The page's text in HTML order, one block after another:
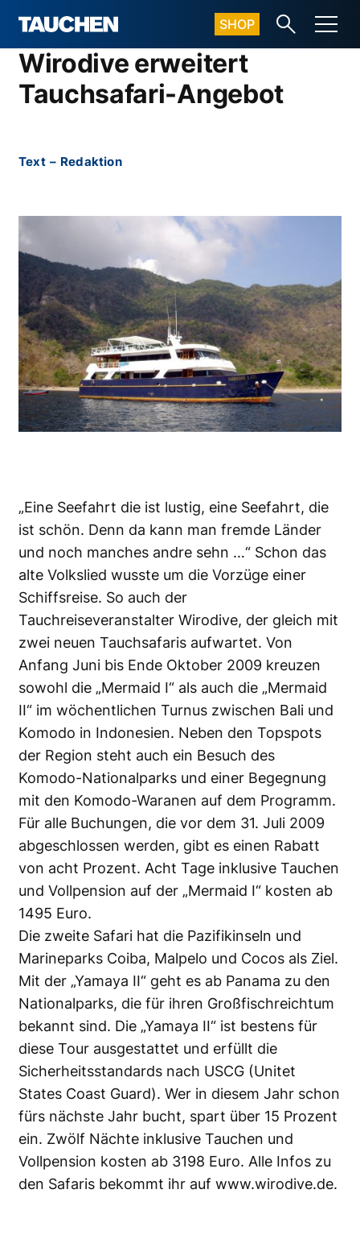
SHOP
Wirodive erweitert
Tauchsafari-Angebot
Text – Redaktion
„Eine Seefahrt die ist lustig, eine Seefahrt, die
ist schön. Denn da kann man fremde Länder
und noch manches andre sehn …“ Schon das
alte Volkslied wusste um die Vorzüge einer
Schiffsreise. So auch der
Tauchreiseveranstalter Wirodive, der gleich mit
zwei neuen Tauchsafaris aufwartet. Von
Anfang Juni bis Ende Oktober 2009 kreuzen
sowohl die „Mermaid I“ als auch die „Mermaid
II“ im wöchentlichen Turnus zwischen Bali und
Komodo in Indonesien. Neben den Topspots
der Region steht auch ein Besuch des
Komodo-Nationalparks und einer Begegnung
mit den Komodo-Waranen auf dem Programm.
Für alle Buchungen, die vor dem 31. Juli 2009
abgeschlossen werden, gibt es einen Rabatt
von acht Prozent. Acht Tage inklusive Tauchen
und Vollpension auf der „Mermaid I“ kosten ab
1495 Euro.
Die zweite Safari hat die Pazifikinseln und
Marineparks Coiba, Malpelo und Cocos als Ziel.
Mit der „Yamaya II“ geht es ab Panama zu den
Nationalparks, die für ihren Großfischreichtum
bekannt sind. Die „Yamaya II“ ist bestens für
diese Tour ausgestattet und erfüllt die
Sicherheitsstandards nach USCG (Unitet
States Coast Guard). Wer in diesem Jahr schon
fürs nächste Jahr bucht, spart über 15 Prozent
ein. Zwölf Nächte inklusive Tauchen und
Vollpension kosten ab 3198 Euro. Alle Infos zu
den Safaris bekommt ihr auf www.wirodive.de.